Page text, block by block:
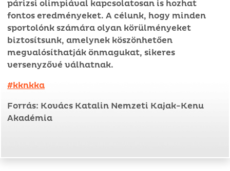
párizsi olimpiával kapcsolatosan is hozhat
fontos eredményeket. A célunk, hogy minden
sportolónk számára olyan körülményeket
biztosítsunk, amelynek köszönhetően
megvalósíthatják önmagukat, sikeres
versenyzővé válhatnak.
#kknkka
Forrás: Kovács Katalin Nemzeti Kajak-Kenu
Akadémia